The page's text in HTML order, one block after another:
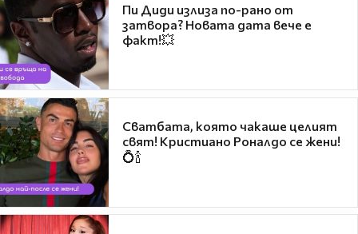
Пи Диди излиза по-рано от
затвора? Новата дата вече е
факт!💥
Сватбата, която чакаше целият
свят! Кристиано Роналдо се жени!
💍🍾